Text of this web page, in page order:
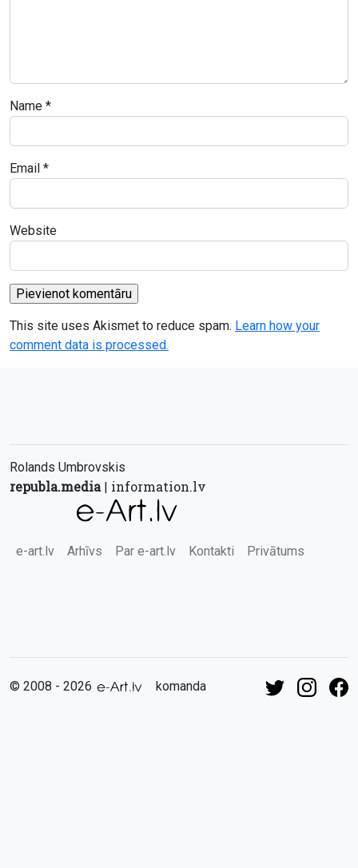
Name *
Email *
Website
This site uses Akismet to reduce spam. Learn how your
comment data is processed.
Rolands Umbrovskis
republa.media| information.lv
e-art.lv Arhīvs Par e-art.lv Kontakti Privātums
© 2008 - 2026 komanda